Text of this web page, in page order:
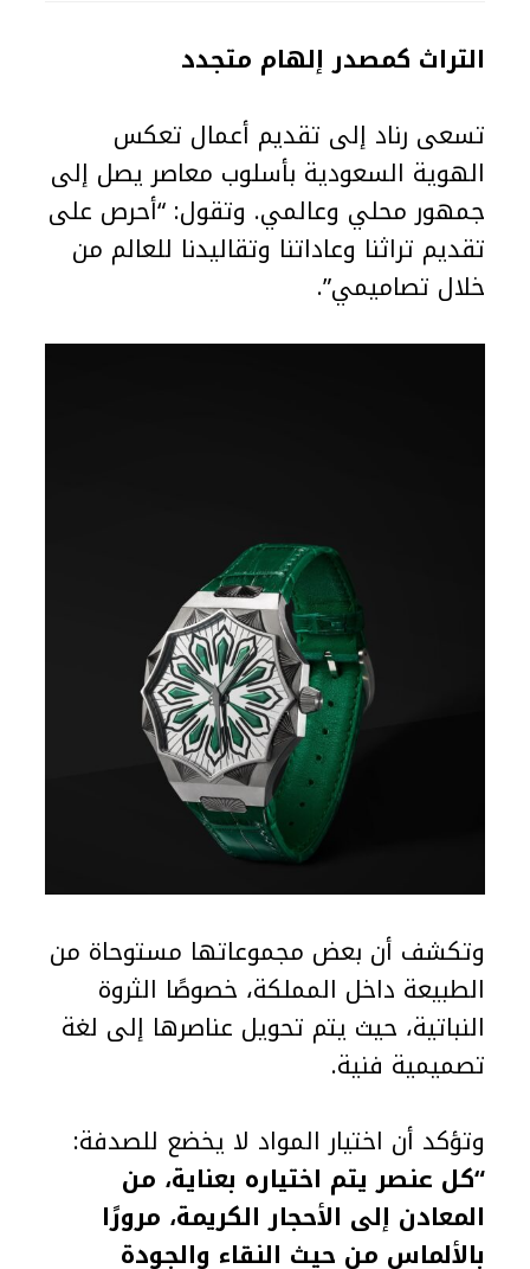
التراث كمصدر إلهام متجدد
تسعى رناد إلى تقديم أعمال تعكس
الهوية السعودية بأسلوب معاصر يصل إلى
جمهور محلي وعالمي. وتقول: “أحرص على
تقديم تراثنا وعاداتنا وتقاليدنا للعالم من
خلال تصاميمي”.
وتكشف أن بعض مجموعاتها مستوحاة من
الطبيعة داخل المملكة، خصوصًا الثروة
النباتية، حيث يتم تحويل عناصرها إلى لغة
تصميمية فنية.
وتؤكد أن اختيار المواد لا يخضع للصدفة:
“كل عنصر يتم اختياره بعناية، من
المعادن إلى الأحجار الكريمة، مرورًا
بالألماس من حيث النقاء والجودة